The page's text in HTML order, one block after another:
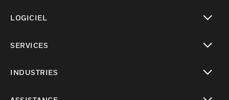
LOGICIEL
SERVICES
INDUSTRIES